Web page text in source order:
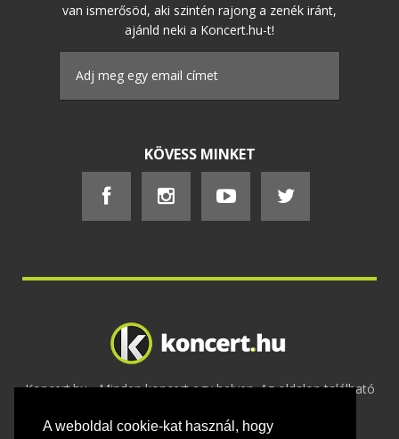
A weboldal cookie-kat használ, hogy
van ismerősöd, aki szintén rajong a zenék iránt,
ajánld neki a Koncert.hu-t!
KÖVESS MINKET
Koncert.hu - Minden koncert egy helyen. Az oldalon található
2020 Adatvédelem-ÁSZF-Felhasználási